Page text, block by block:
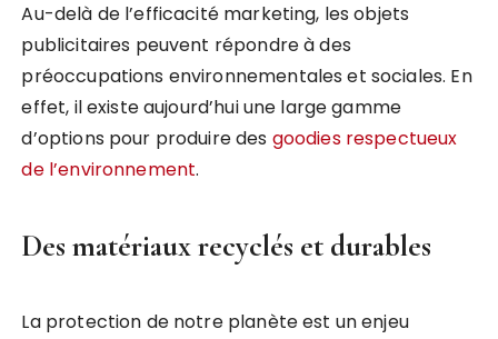
Au-delà de l’efficacité marketing, les objets
publicitaires peuvent répondre à des
préoccupations environnementales et sociales. En
effet, il existe aujourd’hui une large gamme
d’options pour produire des goodies respectueux
de l’environnement.
Des matériaux recyclés et durables
La protection de notre planète est un enjeu